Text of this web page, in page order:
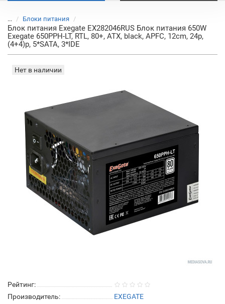
... Блоки питания
Блок питания Exegate EX282046RUS Блок питания 650W
Exegate 650PPH-LT, RTL, 80+, ATX, black, APFC, 12cm, 24p,
(4+4)p, 5*SATA, 3*IDE
Нет в наличии
Рейтинг:
Производитель:
EXEGATE